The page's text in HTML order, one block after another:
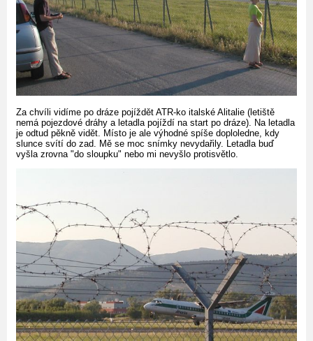
Za chvíli vidíme po dráze pojíždět ATR-ko italské Alitalie (letiště
nemá pojezdové dráhy a letadla pojíždí na start po dráze). Na letadla
je odtud pěkně vidět. Místo je ale výhodné spíše doploledne, kdy
slunce svítí do zad. Mě se moc snímky nevydařily. Letadla buď
vyšla zrovna "do sloupku" nebo mi nevyšlo protisvětlo.